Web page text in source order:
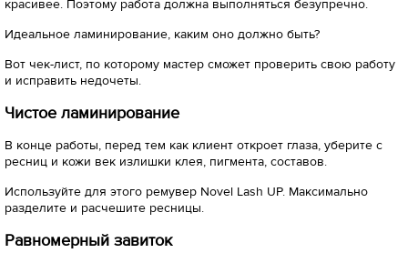
красивее. Поэтому работа должна выполняться безупречно.
Идеальное ламинирование, каким оно должно быть?
Вот чек-лист, по которому мастер сможет проверить свою работу
и исправить недочеты.
Чистое ламинирование
В конце работы, перед тем как клиент откроет глаза, уберите с
ресниц и кожи век излишки клея, пигмента, составов.
Используйте для этого ремувер Novel Lash UP. Максимально
разделите и расчешите ресницы.
Равномерный завиток